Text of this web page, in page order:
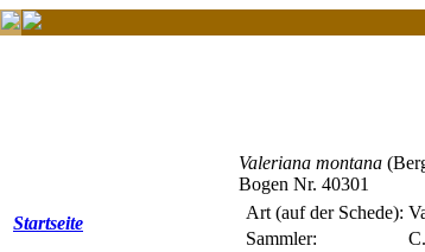
Startseite
Valeriana montana
Bogen Nr. 40301
Art (auf der Schede):
Sammler: